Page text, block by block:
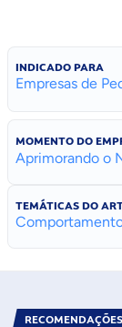
INDICADO PARA
Empresas de
MOMENTO DO
Aprimorando o
TEMÁTICAS DO
RECOMENDAÇÕES